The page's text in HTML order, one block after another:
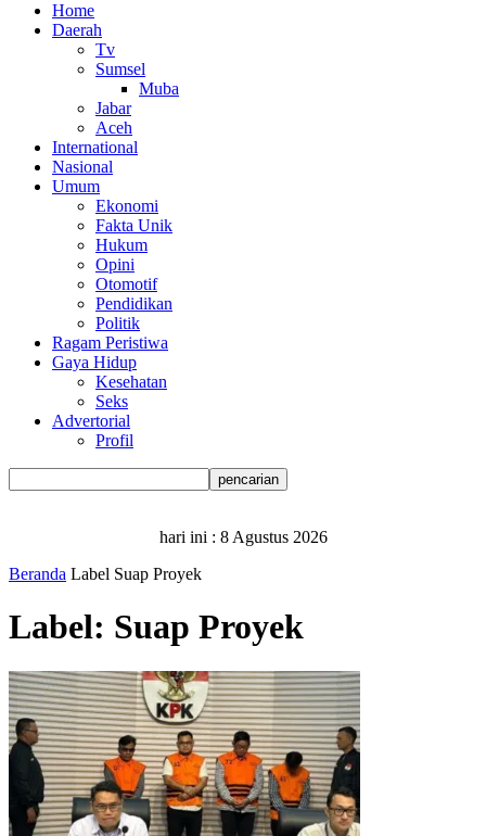
Home
Daerah
Tv
Sumsel
Muba
Jabar
Aceh
International
Nasional
Umum
Ekonomi
Fakta Unik
Hukum
Opini
Otomotif
Pendidikan
Politik
Ragam Peristiwa
Gaya Hidup
Kesehatan
Seks
Advertorial
Profil
hari ini : 8 Agustus 2026
Beranda Label Suap Proyek
Label: Suap Proyek